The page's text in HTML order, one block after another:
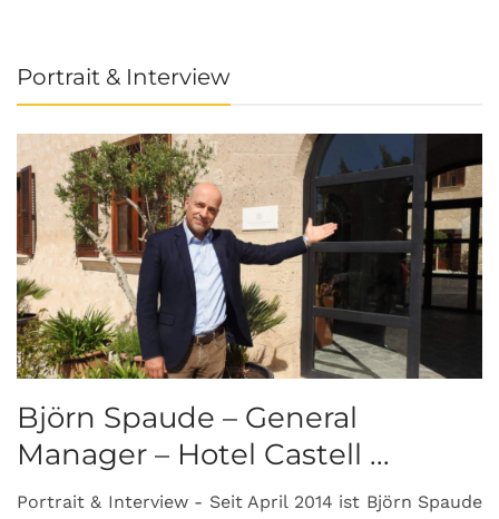
Portrait & Interview
Björn Spaude – General
Manager – Hotel Castell ...
Portrait & Interview - Seit April 2014 ist Björn Spaude